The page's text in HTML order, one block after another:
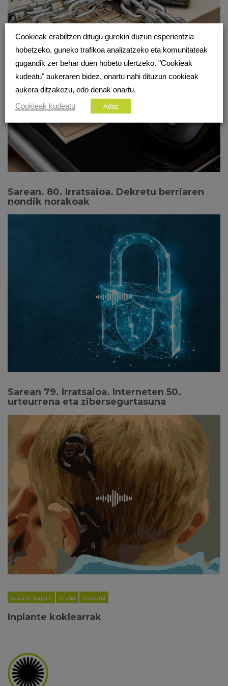
Sarean. 80. Irratsaioa. Dekretu berriaren
nondik norakoak
Sarean 79. Irratsaioa. Interneten 50.
urteurrena eta zibersegurtasuna
Gizarte digitala Irratia Osasuna
Inplante koklearrak
Cookieak erabiltzen ditugu gurekin duzun esperientzia
hobetzeko, guneko trafikoa analizatzeko eta komunitateak
gugandik zer behar duen hobeto ulertzeko. "Cookieak
kudeatu" aukeraren bidez, onartu nahi dituzun cookieak
aukera ditzakezu, edo denak onartu.
Cookieak kudeatu
Ados